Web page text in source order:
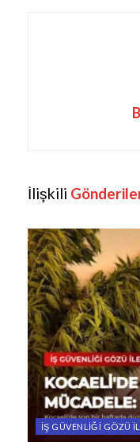
İlişkili
İŞ GÜVENLIĞI GÖZÜ